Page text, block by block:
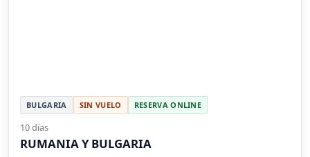
BULGARIA SIN VUELO RESERVA ONLINE
10 días
RUMANIA Y BULGARIA